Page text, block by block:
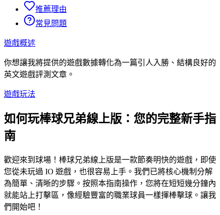
推薦理由
常見問題
遊戲概述
你想讓我將提供的遊戲數據轉化為一篇引人入勝、結構良好的
英文遊戲評測文章。
遊戲玩法
如何玩棒球兄弟線上版：您的完整新手指
南
歡迎來到球場！棒球兄弟線上版是一款節奏明快的遊戲，即使
您從未玩過 IO 遊戲，也很容易上手。我們已將核心機制分解
為簡單、清晰的步驟。按照本指南操作，您將在短短幾分鐘內
就能站上打擊區，像經驗豐富的職業球員一樣揮棒擊球。讓我
們開始吧！